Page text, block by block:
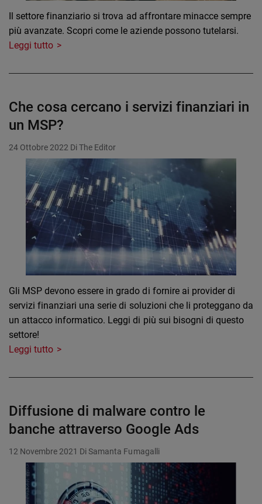
Il settore finanziario si trova ad affrontare minacce sempre
più avanzate. Scopri come le aziende possono tutelarsi.
Leggi tutto
Che cosa cercano i servizi finanziari in
un MSP?
24 Ottobre 2022 Di The Editor
Gli MSP devono essere in grado di fornire ai provider di
servizi finanziari una serie di soluzioni che li proteggano da
un attacco informatico. Leggi di più sui bisogni di questo
settore!
Leggi tutto
Diffusione di malware contro le
banche attraverso Google Ads
12 Novembre 2021 Di Samanta Fumagalli